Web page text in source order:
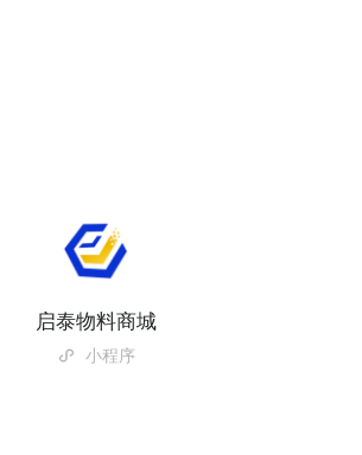
启泰物料商城
小程序